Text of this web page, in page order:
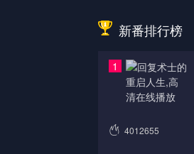
新番排行榜
1
4012655